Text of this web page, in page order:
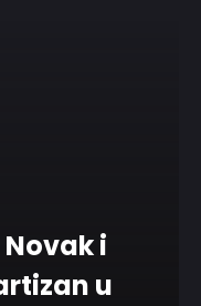
Novak i
u